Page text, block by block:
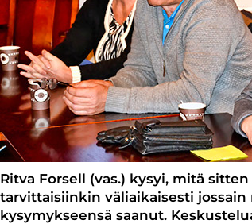
Ritva Forsell (vas.) kysyi, mitä
tarvittaisiinkin väliaikaisesti jossain
kysymykseensä saanut.